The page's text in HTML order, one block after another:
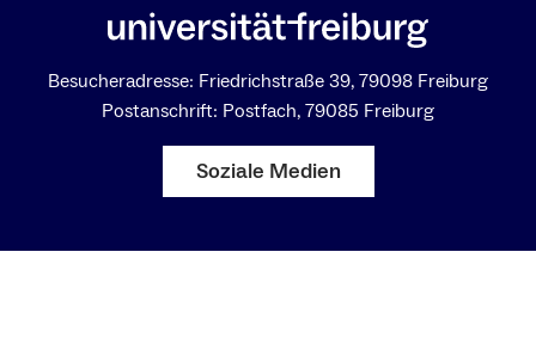
Besucheradresse: Friedrichstraße 39, 79098 Freiburg
Postanschrift: Postfach, 79085 Freiburg
Soziale Medien